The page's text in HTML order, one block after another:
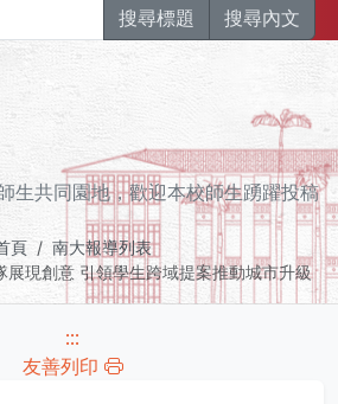
搜尋標題 搜尋內文
生共同園地，歡迎本校師生踴躍投稿
頁
南大報導列表
展現創意 引領學生跨域提案推動城市升級
:::
友善列印